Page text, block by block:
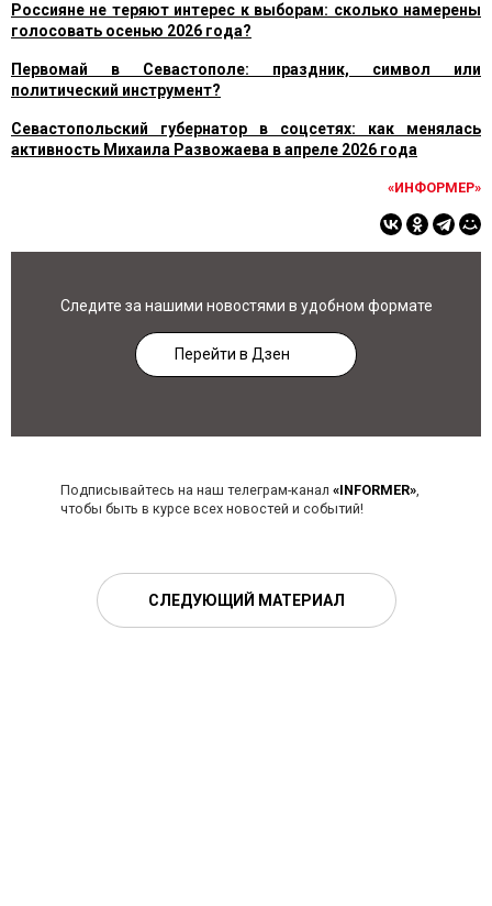
Россияне не теряют интерес к выборам: сколько намерены
голосовать осенью 2026 года?
Первомай в Севастополе: праздник, символ или
политический инструмент?
Севастопольский губернатор в соцсетях: как менялась
активность Михаила Развожаева в апреле 2026 года
«ИНФОРМЕР»
Следите за нашими новостями в удобном формате
Перейти в Дзен
Подписывайтесь на наш телеграм-канал «INFORMER»,
чтобы быть в курсе всех новостей и событий!
СЛЕДУЮЩИЙ МАТЕРИАЛ